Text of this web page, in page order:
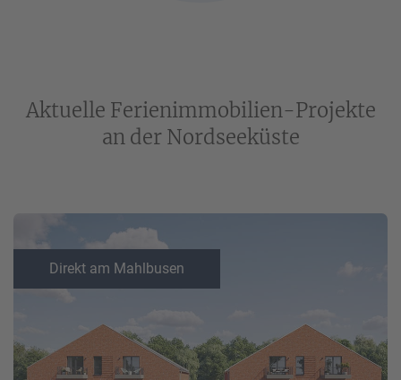
Aktuelle Ferienimmobilien-Projekte
an der Nordseeküste
Direkt am Mahlbusen